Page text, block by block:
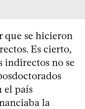
que se hicieron
Es cierto,
indirectos no se
el país
la